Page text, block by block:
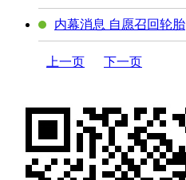
内幕消息 自愿召回轮胎
上一页 下一页